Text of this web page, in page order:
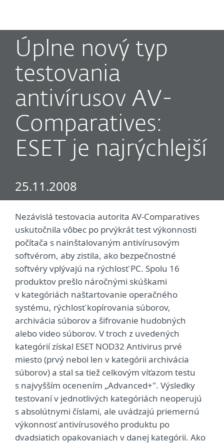
Úplne nový typ
testovania
antivírusov AV-
Comparatives:
ESET je najrýchlejší
25.11.2008
Nezávislá testovacia autorita AV-Comparatives
uskutočnila vôbec po prvýkrát test výkonnosti
počítača s nainštalovaným antivírusovým
softvérom, aby zistila, ako bezpečnostné
softvéry vplývajú na rýchlosť PC. Spolu 16
produktov prešlo náročnými skúškami
v kategóriách naštartovanie operačného
systému, rýchlosť kopírovania súborov,
archivácia súborov a šifrovanie hudobných
alebo video súborov. V troch z uvedených
kategórií získal ESET NOD32 Antivirus prvé
miesto (prvý nebol len v kategórii archivácia
súborov) a stal sa tiež celkovým víťazom testu
s najvyšším ocenením „Advanced+". Výsledky
testovaní v jednotlivých kategóriách neoperujú
s absolútnymi číslami, ale uvádzajú priemernú
výkonnosť antivírusového produktu po
dvadsiatich opakovaniach v danej kategórii. Ako